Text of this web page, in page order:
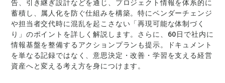
告、引き継ぎ設計などを通じ、プロジェクト情報を体系的に
蓄積し、属人化を防ぐ仕組みを構築。特にベンダーチェンジ
や担当者交代時に混乱を起こさない「再現可能な体制づく
り」のポイントを詳しく解説します。さらに、60日で社内に
情報基盤を整備するアクションプランも提示。ドキュメント
を単なる記録ではなく、意思決定・改善・学習を支える経営
資産へと変える考え方を身につけます。